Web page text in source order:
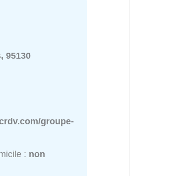
95130
groupe-
: non